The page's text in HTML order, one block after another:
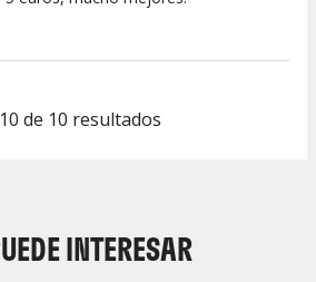
de 10 resultados
INTERESAR